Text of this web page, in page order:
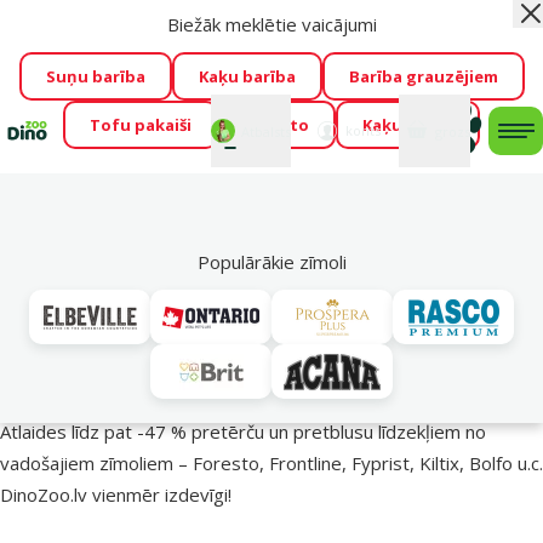
Visu mēnesi Dino Zoo piedāvā lieliskas cenas mīluļu TOP
barībām! 🍖→Skatīt piedāvājumu!
Fotokonkurss “GADA ŪSAIŅI”!
Varbūt tieši Tavs mīlulis
būs 2027. gada zvaigzne
→Piedalīties
Mans
konts
Biežāk meklētie vaicājumi
Suņu barība Kaķu barība Barība grauzējiem
Tofu pakaiši Foresto Kaķu mājas
Populārākie zīmoli
Pasargā savu mīluli 🕷️
Atlaides līdz pat -47 % pretērču un pretblusu līdzekļiem no
vadošajiem zīmoliem – Foresto, Frontline, Fyprist, Kiltix, Bolfo u.c.
DinoZoo.lv vienmēr izdevīgi!